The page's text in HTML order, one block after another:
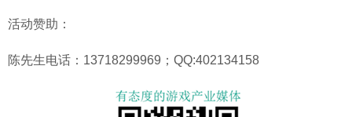
活动赞助：
陈先生电话：13718299969；QQ:402134158